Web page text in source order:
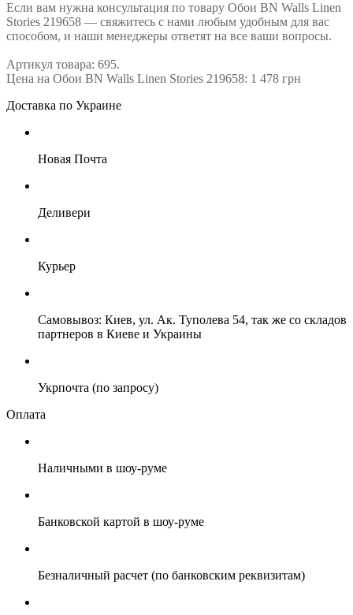
Если вам нужна консультация по товару Обои BN Walls Linen
Stories 219658 — свяжитесь с нами любым удобным для вас
способом, и наши менеджеры ответят на все ваши вопросы.
Артикул товара: 695.
Цена на Обои BN Walls Linen Stories 219658: 1 478 грн
Доставка по Украине
Новая Почта
Деливери
Курьер
Самовывоз: Киев, ул. Ак. Туполева 54, так же со складов
партнеров в Киеве и Украины
Укрпочта (по запросу)
Оплата
Наличными в шоу-руме
Банковской картой в шоу-руме
Безналичный расчет (по банковским реквизитам)